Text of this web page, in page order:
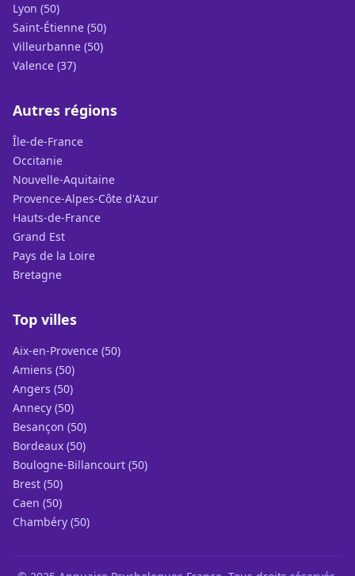
Lyon (50)
Saint-Étienne (50)
Villeurbanne (50)
Valence (37)
Autres régions
Île-de-France
Occitanie
Nouvelle-Aquitaine
Provence-Alpes-Côte d'Azur
Hauts-de-France
Grand Est
Pays de la Loire
Bretagne
Top villes
Aix-en-Provence (50)
Amiens (50)
Angers (50)
Annecy (50)
Besançon (50)
Bordeaux (50)
Boulogne-Billancourt (50)
Brest (50)
Caen (50)
Chambéry (50)